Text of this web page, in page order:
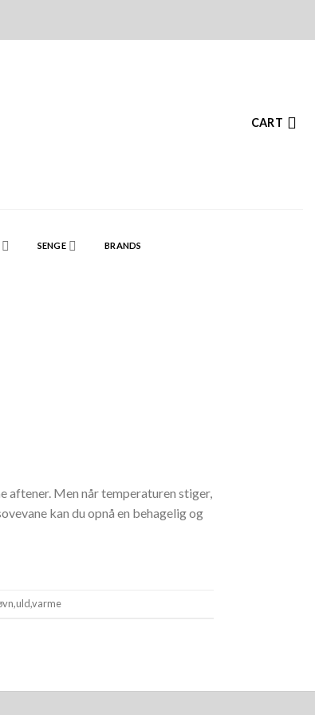
CART
SENGE BRANDS
aftener. Men når temperaturen stiger,
kan du opnå en behagelig og
,uld,varme